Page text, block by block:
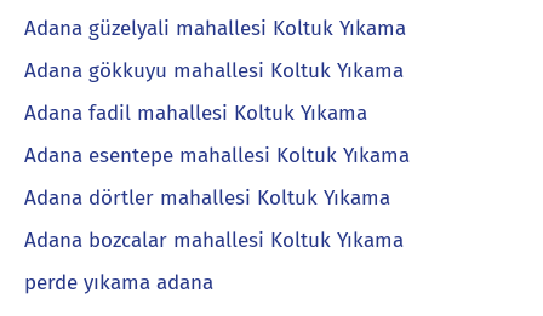
Adana güzelyali mahallesi Koltuk Yıkama
Adana gökkuyu mahallesi Koltuk Yıkama
Adana fadil mahallesi Koltuk Yıkama
Adana esentepe mahallesi Koltuk Yıkama
Adana dörtler mahallesi Koltuk Yıkama
Adana bozcalar mahallesi Koltuk Yıkama
perde yıkama adana